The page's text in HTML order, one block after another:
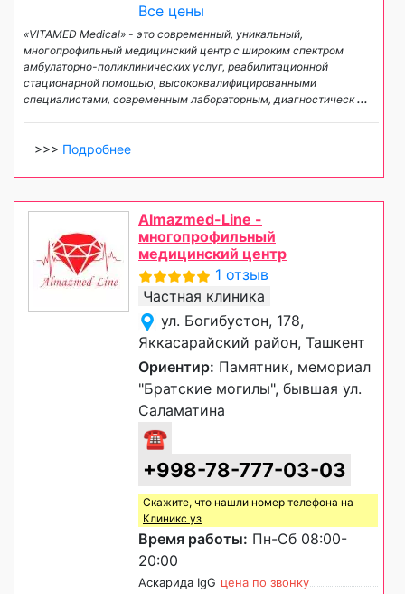
Все цены
«VITAMED Medical» - это современный, уникальный,
многопрофильный медицинский центр с широким спектром
амбулаторно-поликлинических услуг, реабилитационной
стационарной помощью, высококвалифицированными
специалистами, современным лабораторным, диагностическ...
>>> Подробнее
Almazmed-Line -
многопрофильный
медицинский центр
1 отзыв
Частная клиника
ул. Богибустон, 178,
Яккасарайский район, Ташкент
Ориентир: Памятник, мемориал
"Братские могилы", бывшая ул.
Саламатина
☎
+998-78-777-03-03
Скажите, что нашли номер телефона на
Клиникс уз
Время работы: Пн-Сб 08:00-
20:00
Аскарида IgG цена по звонку